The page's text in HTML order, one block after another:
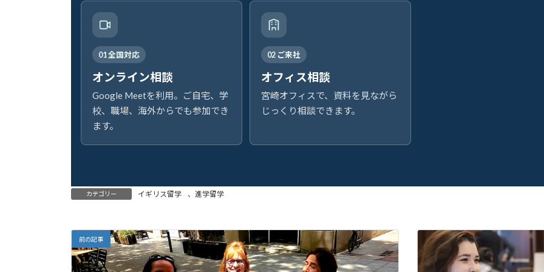
01 全国対応
オンライン相談
Google Meetを利用。ご自宅、学
校、職場、海外からでも参加でき
ます。
02 ご来社
オフィス相談
宮崎オフィスで、資料を見ながら
じっくり相談できます。
カテゴリー イギリス留学 、 進学留学
前の記事